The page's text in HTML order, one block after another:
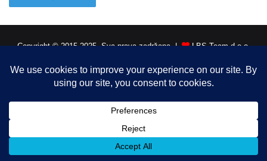
Copyright © 2015-2025, Sva prava zadržana | LBS Team d.o.o.
Facebook
X LinkedInInstagram
RSS